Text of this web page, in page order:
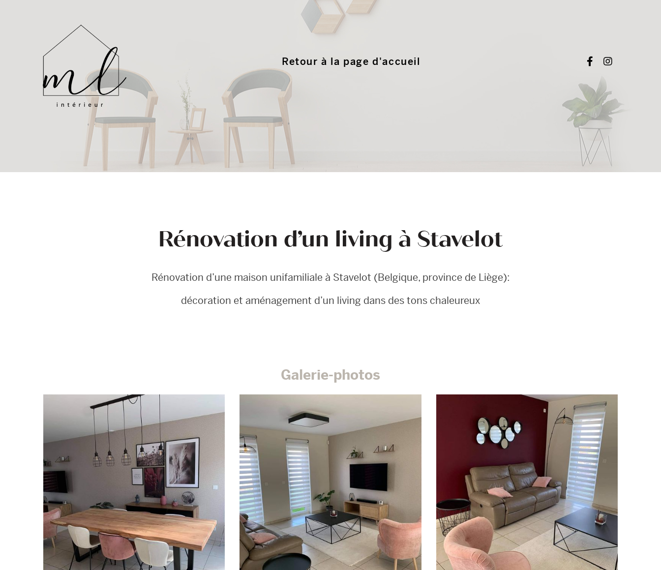
Retour à la page d'accueil
Rénovation d’un living à Stavelot
Rénovation d’une maison unifamiliale à Stavelot (Belgique, province de Liège):
décoration et aménagement d’un living dans des tons chaleureux
Galerie-photos